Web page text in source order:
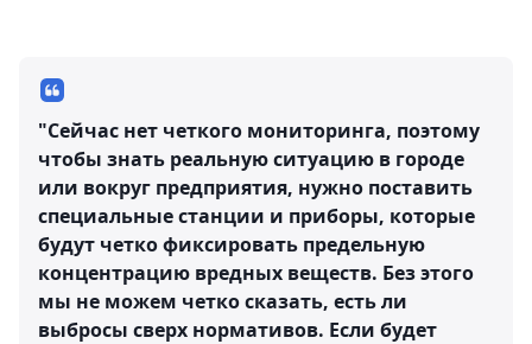
"Сейчас нет четкого мониторинга, поэтому
чтобы знать реальную ситуацию в городе
или вокруг предприятия, нужно поставить
специальные станции и приборы, которые
будут четко фиксировать предельную
концентрацию вредных веществ. Без этого
мы не можем четко сказать, есть ли
выбросы сверх нормативов. Если будет